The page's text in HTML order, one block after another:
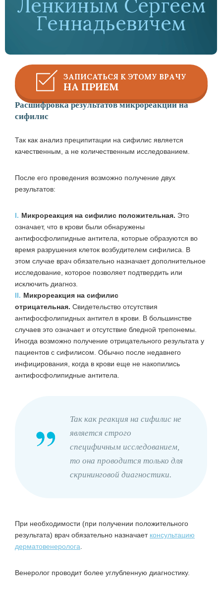
Ленкиным Сергеем
Геннадьевичем
ЗАПИСАТЬСЯ К ЭТОМУ ВРАЧУ
НА ПРИЕМ
Расшифровка результатов микрореакции на
сифилис
Так как анализ преципитации на сифилис является
качественным, а не количественным исследованием.
После его проведения возможно получение двух
результатов:
I. Микрореакция на сифилис положительная. Это
означает, что в крови были обнаружены
антифосфолипидные антитела, которые образуются во
время разрушения клеток возбудителем сифилиса. В
этом случае врач обязательно назначает дополнительное
исследование, которое позволяет подтвердить или
исключить диагноз.
II. Микрореакция на сифилис
отрицательная. Свидетельство отсутствия
антифосфолипидных антител в крови. В большинстве
случаев это означает и отсутствие бледной трепонемы.
Иногда возможно получение отрицательного результата у
пациентов с сифилисом. Обычно после недавнего
инфицирования, когда в крови еще не накопились
антифосфолипидные антитела.
Так как реакция на сифилис не
является строго
специфичным исследованием,
то она проводится только для
скрининговой диагностики.
При необходимости (при получении положительного
результата) врач обязательно назначает консультацию
дерматовенеролога
Венеролог проводит более углубленную диагностику.